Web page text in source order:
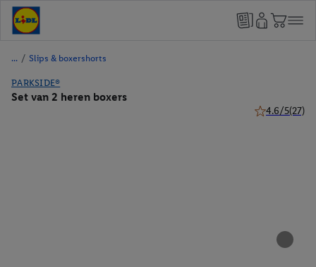
/ Slips & boxershorts
PARKSIDE®
Set van 2 heren boxers
4.6/5(27)